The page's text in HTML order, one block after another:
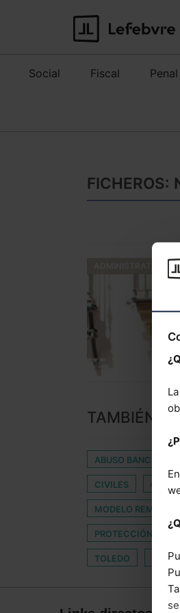
Social Fiscal Penal
FICHEROS:
TAMBIÉN
ABUSO BANCARIO
CIVILES
MODELO REMOTO
PROTECCIÓN DE
TOLEDO